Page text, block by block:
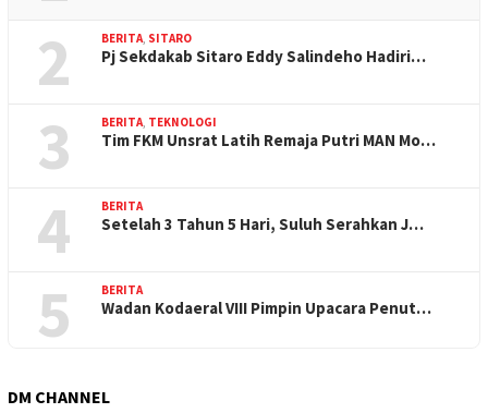
2 BERITA, SITARO
Pj Sekdakab Sitaro Eddy Salindeho Hadiri…
3 BERITA, TEKNOLOGI
Tim FKM Unsrat Latih Remaja Putri MAN Mo…
4 BERITA
Setelah 3 Tahun 5 Hari, Suluh Serahkan J…
5 BERITA
Wadan Kodaeral VIII Pimpin Upacara Penut…
DM CHANNEL